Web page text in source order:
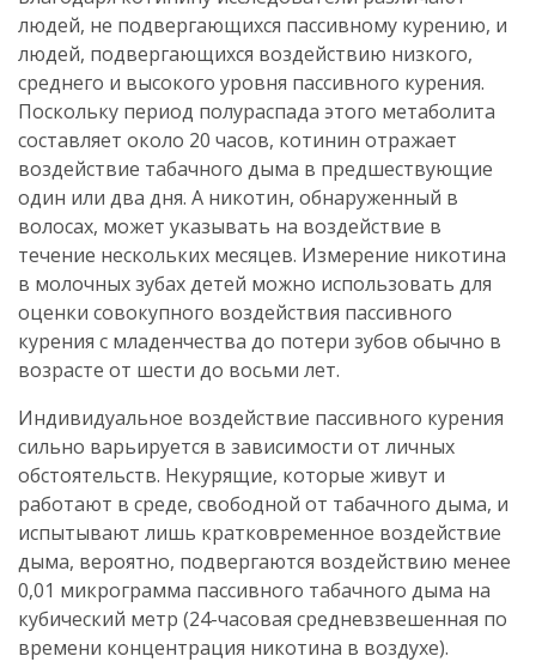
людей, не подвергающихся пассивному курению, и
людей, подвергающихся воздействию низкого,
среднего и высокого уровня пассивного курения.
Поскольку период полураспада этого метаболита
составляет около 20 часов, котинин отражает
воздействие табачного дыма в предшествующие
один или два дня. А никотин, обнаруженный в
волосах, может указывать на воздействие в
течение нескольких месяцев. Измерение никотина
в молочных зубах детей можно использовать для
оценки совокупного воздействия пассивного
курения с младенчества до потери зубов обычно в
возрасте от шести до восьми лет.
Индивидуальное воздействие пассивного курения
сильно варьируется в зависимости от личных
обстоятельств. Некурящие, которые живут и
работают в среде, свободной от табачного дыма, и
испытывают лишь кратковременное воздействие
дыма, вероятно, подвергаются воздействию менее
0,01 микрограмма пассивного табачного дыма на
кубический метр (24-часовая средневзвешенная по
времени концентрация никотина в воздухе).